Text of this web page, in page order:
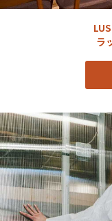
ラ